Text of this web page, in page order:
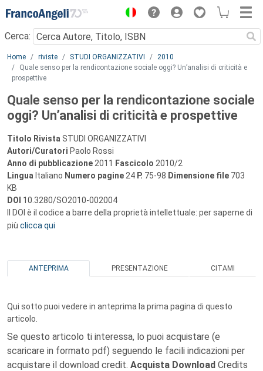
Menu
Cerca:
Main content
Home riviste STUDI ORGANIZZATIVI
2010
Quale senso per la rendicontazione sociale oggi? Un’analisi di criticità e
prospettive
Quale senso per la rendicontazione sociale
oggi? Un’analisi di criticità e prospettive
Titolo Rivista STUDI ORGANIZZATIVI
Autori/Curatori Paolo Rossi
Anno di pubblicazione 2011 Fascicolo 2010/2
Lingua Italiano Numero pagine 24 P. 75-98 Dimensione file 703
KB
DOI 10.3280/SO2010-002004
Il DOI è il codice a barre della proprietà intellettuale: per saperne di
più clicca qui
ANTEPRIMA PRESENTAZIONE CITAMI
Qui sotto puoi vedere in anteprima la prima pagina di questo
articolo.
Se questo articolo ti interessa, lo puoi acquistare (e
scaricare in formato pdf) seguendo le facili indicazioni per
acquistare il download credit. Acquista Download Credits